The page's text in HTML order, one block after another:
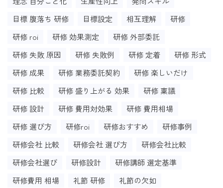
目標 腹落ち 研修
目標設定 相互理解
研修
研修 roi
研修 効果測定
研修 外部委託
研修 失敗 原因
研修 失敗例 研修 定着
研修 形式
研修 成果
研修 業務委託契約
研修 楽しいだけ
研修 比較
研修 盛り上がる 効果
研修 稟議
研修 設計
研修 費用対効果
研修 費用相場
研修 選び方
研修roi 研修おすすめ
研修事例
研修会社 比較
研修会社 選び方
研修会社比較
研修会社選び
研修設計
研修講師 選定基準
研修費用 相場
礼節 研修
礼節の欠如